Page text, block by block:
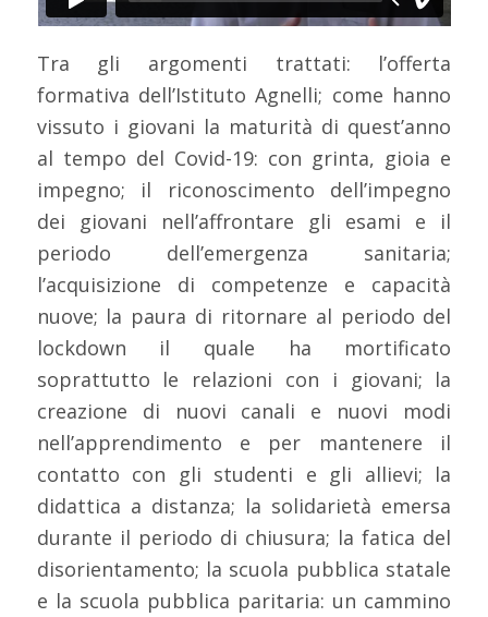
Tra gli argomenti trattati: l’offerta
formativa dell’Istituto Agnelli; come hanno
vissuto i giovani la maturità di quest’anno
al tempo del Covid-19: con grinta, gioia e
impegno; il riconoscimento dell’impegno
dei giovani nell’affrontare gli esami e il
periodo dell’emergenza sanitaria;
l’acquisizione di competenze e capacità
nuove; la paura di ritornare al periodo del
lockdown il quale ha mortificato
soprattutto le relazioni con i giovani; la
creazione di nuovi canali e nuovi modi
nell’apprendimento e per mantenere il
contatto con gli studenti e gli allievi; la
didattica a distanza; la solidarietà emersa
durante il periodo di chiusura; la fatica del
disorientamento; la scuola pubblica statale
e la scuola pubblica paritaria: un cammino